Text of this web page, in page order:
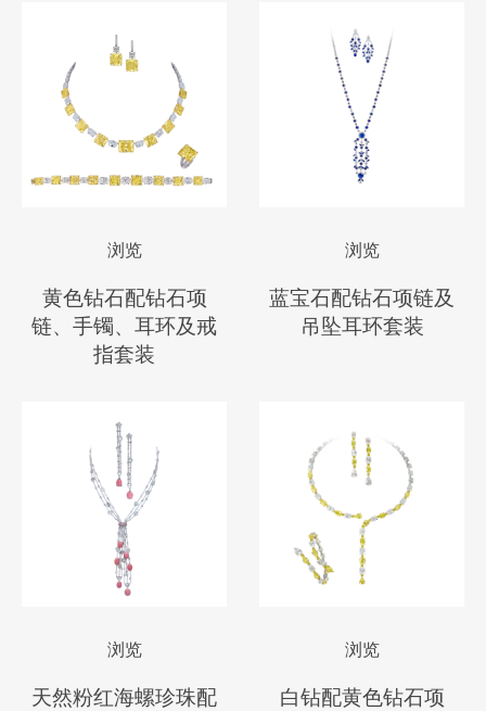
浏览
黄色钻石配钻石项
链、手镯、耳环及戒
指套装
浏览
蓝宝石配钻石项链及
吊坠耳环套装
浏览
天然粉红海螺珍珠配
浏览
白钻配黄色钻石项